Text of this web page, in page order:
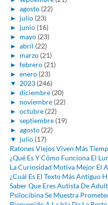
► agosto (22)
► julio (23)
► junio (16)
► mayo (23)
► abril (22)
► marzo (21)
► febrero (21)
► enero (23)
▼ 2023 (246)
► diciembre (20)
► noviembre (22)
► octubre (22)
► septiembre (19)
► agosto (22)
▼ julio (17)
Ratones Viejos Viven Más
¿Qué Es Y Cómo Funciona El
La Curiosidad Motiva Mejor El
¿Cuál Es El Texto Más Antiguo
Saber Que Eres Autista De
Psilocibina Se Muestra